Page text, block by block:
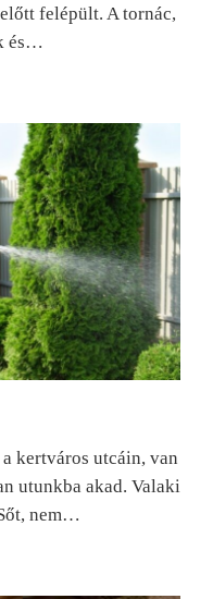
felépült. A tornác,
és…
kertváros utcáin, van
utunkba akad. Valaki
nem…